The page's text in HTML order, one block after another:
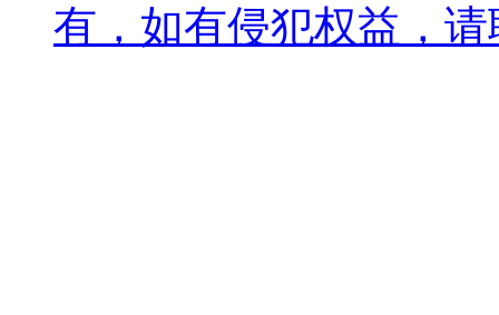
有，如有侵犯权益，